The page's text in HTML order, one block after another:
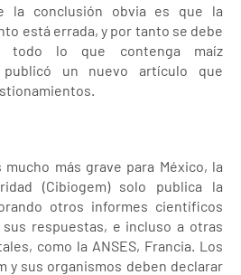
la conclusión obvia es que la
está errada, y por tanto se debe
todo lo que contenga maíz
publicó un nuevo artículo que
más grave para México, la
(Cibiogem) solo publica la
otros informes científicos
sus respuestas, e incluso a otras
como la ANSES, Francia. Los
y sus organismos deben declarar